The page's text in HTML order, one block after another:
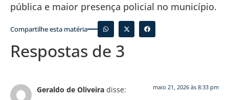
pública e maior presença policial no município.
Compartilhe esta matéria
Respostas de 3
Geraldo de Oliveira disse: maio 21, 2026 às 8:33 pm